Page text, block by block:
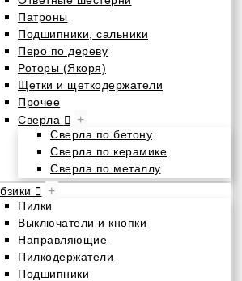
Патроны
Подшипники, сальники
Перо по дереву
Роторы (Якоря)
Щетки и щеткодержатели
Прочее
Сверла
+
Сверла по бетону
Сверла по керамике
Сверла по металлу
+
Пилки
Выключатели и кнопки
Направляющие
Пилкодержатели
Подшипники